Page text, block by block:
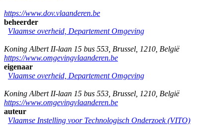
https://www.dov.vlaanderen.be
beheerder
Vlaamse overheid, Departement Omgeving
Koning Albert II-laan 15 bus 553 Brussel 1210 België
https://www.omgevingvlaanderen.be
eigenaar
Vlaamse overheid, Departement Omgeving
Koning Albert II-laan 15 bus 553 Brussel 1210 België
https://www.omgevingvlaanderen.be
auteur
Vlaamse Instelling voor Technologisch Onderzoek (VITO)